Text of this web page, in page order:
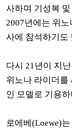
사하며 기성복
2007년에는 위
사에 참석하기도
다시 21년이 지
위노나 라이더를
인 모델로 기용
로에베(Loewe)